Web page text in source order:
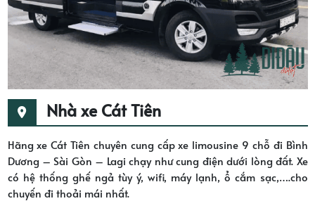
Nhà xe Cát Tiên
Hãng xe Cát Tiên chuyên cung cấp xe limousine 9 chỗ đi Bình
Dương – Sài Gòn – Lagi chạy như cung điện dưới lòng đất. Xe
có hệ thống ghế ngả tùy ý, wifi, máy lạnh, ổ cắm sạc,….cho
chuyến đi thoải mái nhất.